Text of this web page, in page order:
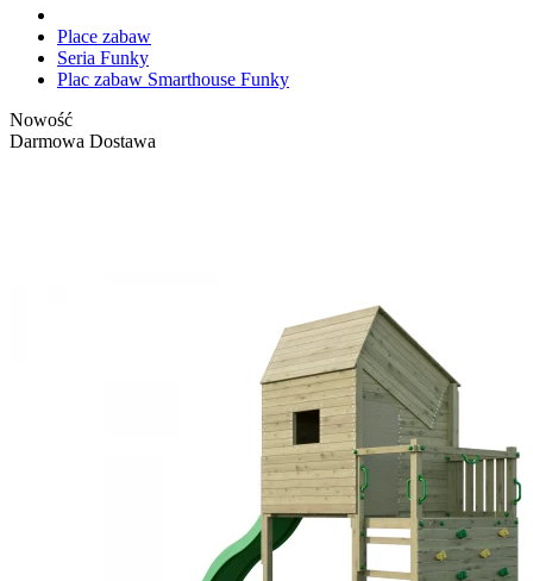
Place zabaw
Seria Funky
Plac zabaw Smarthouse Funky
Nowość
Darmowa Dostawa